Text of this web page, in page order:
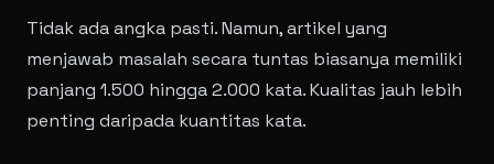
Tidak ada angka pasti. Namun, artikel yang
menjawab masalah secara tuntas biasanya memiliki
panjang 1.500 hingga 2.000 kata. Kualitas jauh lebih
penting daripada kuantitas kata.